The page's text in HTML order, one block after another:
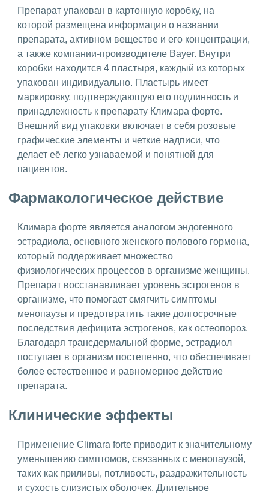
Препарат упакован в картонную коробку, на
которой размещена информация о названии
препарата, активном веществе и его концентрации,
а также компании-производителе Bayer. Внутри
коробки находится 4 пластыря, каждый из которых
упакован индивидуально. Пластырь имеет
маркировку, подтверждающую его подлинность и
принадлежность к препарату Климара форте.
Внешний вид упаковки включает в себя розовые
графические элементы и четкие надписи, что
делает её легко узнаваемой и понятной для
пациентов.
Фармакологическое действие
Климара форте является аналогом эндогенного
эстрадиола, основного женского полового гормона,
который поддерживает множество
физиологических процессов в организме женщины.
Препарат восстанавливает уровень эстрогенов в
организме, что помогает смягчить симптомы
менопаузы и предотвратить такие долгосрочные
последствия дефицита эстрогенов, как остеопороз.
Благодаря трансдермальной форме, эстрадиол
поступает в организм постепенно, что обеспечивает
более естественное и равномерное действие
препарата.
Клинические эффекты
Применение Climara forte приводит к значительному
уменьшению симптомов, связанных с менопаузой,
таких как приливы, потливость, раздражительность
и сухость слизистых оболочек. Длительное